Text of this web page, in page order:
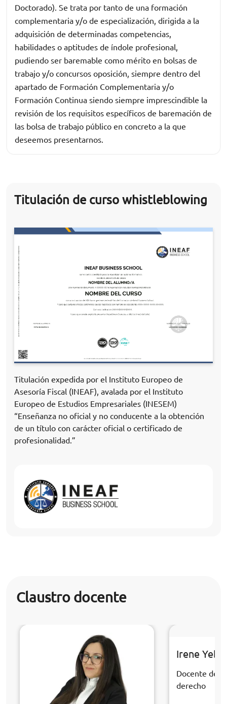
Doctorado). Se trata por tanto de una formación
complementaria y/o de especialización, dirigida a la
adquisición de determinadas competencias,
habilidades o aptitudes de índole profesional,
pudiendo ser baremable como mérito en bolsas de
trabajo y/o concursos oposición, siempre dentro del
apartado de Formación Complementaria y/o
Formación Continua siendo siempre imprescindible la
revisión de los requisitos específicos de baremación de
las bolsa de trabajo público en concreto a la que
deseemos presentarnos.
Titulación de curso whistleblowing
Titulación expedida por el Instituto Europeo de
Asesoría Fiscal (INEAF), avalada por el Instituto
Europeo de Estudios Empresariales (INESEM)
“Enseñanza no oficial y no conducente a la obtención
de un título con carácter oficial o certificado de
profesionalidad.”
Claustro docente
Irene
Docente de
derecho